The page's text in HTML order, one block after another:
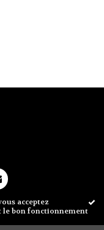
acceptez
le bon fonctionnement